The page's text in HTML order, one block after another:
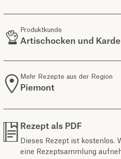
Produktkunde
Artischocken und
Mehr Rezepte aus der Region
Piemont
Rezept als PDF
Dieses Rezept ist kostenlos.
eine Rezeptsammlung